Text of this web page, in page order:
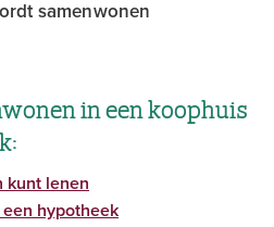
samenwonen
in een koophuis
kunt lenen
een hypotheek